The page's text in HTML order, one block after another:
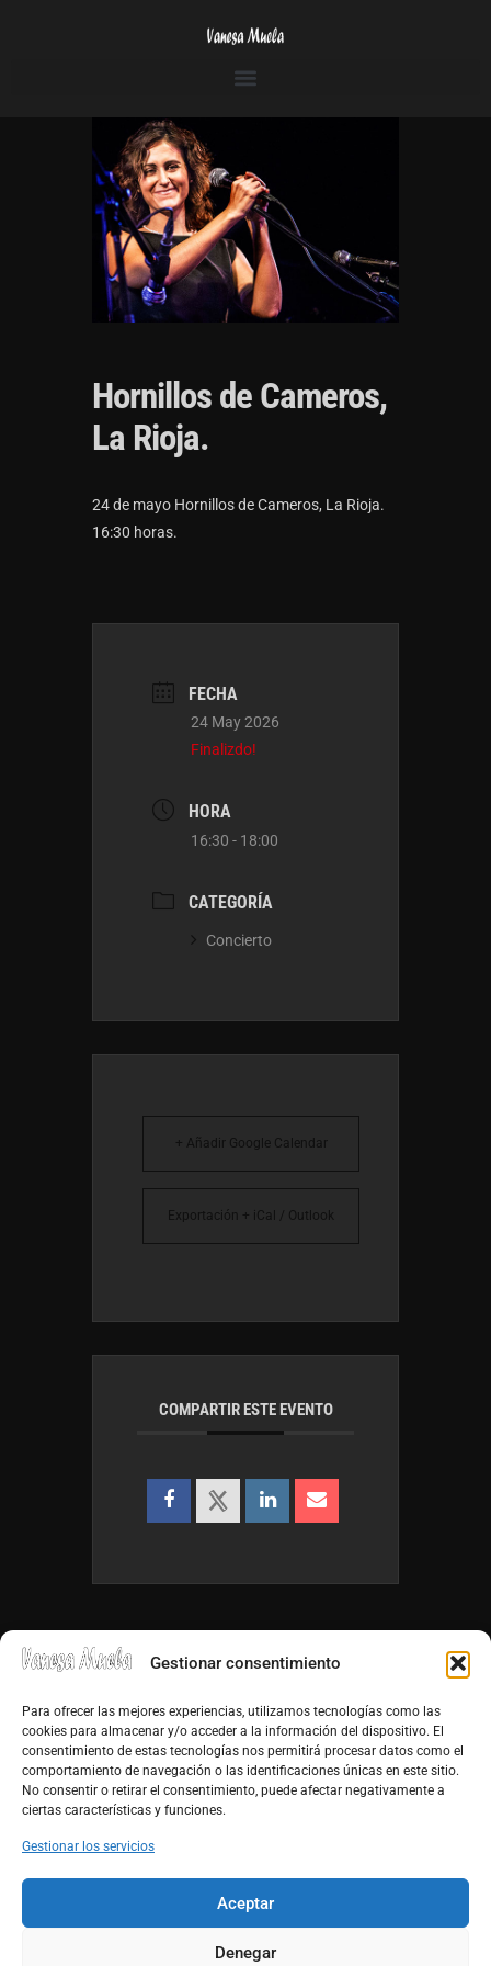
Gestionar consentimiento
Para ofrecer las mejores experiencias, utilizamos tecnologías como las
cookies para almacenar y/o acceder a la información del dispositivo. El
consentimiento de estas tecnologías nos permitirá procesar datos como el
comportamiento de navegación o las identificaciones únicas en este sitio.
No consentir o retirar el consentimiento, puede afectar negativamente a
ciertas características y funciones.
Gestionar los servicios
Aceptar
Denegar
Hornillos de Cameros,
La Rioja.
24 de mayo Hornillos de Cameros, La Rioja.
16:30 horas.
FECHA
24 May 2026
Finalizdo!
HORA
16:30 - 18:00
CATEGORÍA
Concierto
+ Añadir Google Calendar
Exportación + iCal / Outlook
COMPARTIR ESTE EVENTO
info@vanesamuela.es
Tfno. 659 813 899
Youtube